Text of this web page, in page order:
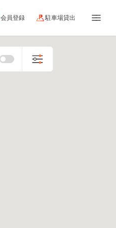
会員登録 駐車場貸出